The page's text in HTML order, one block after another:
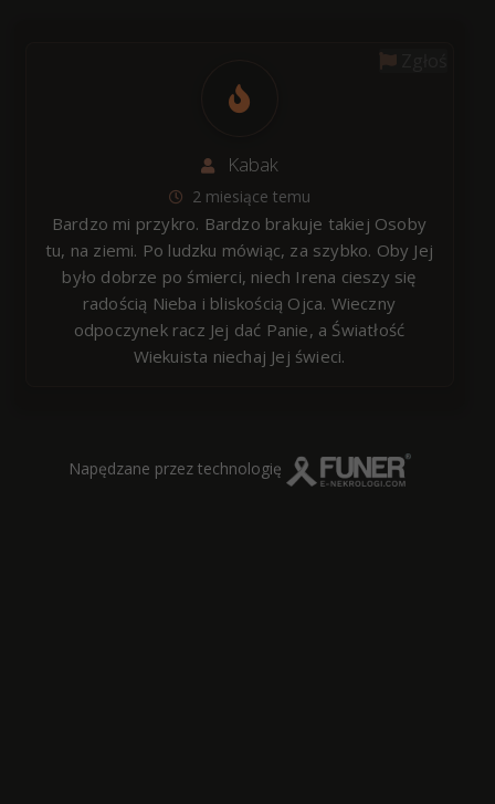
Kabak
2 miesiące temu
Bardzo mi przykro. Bardzo brakuje takiej Osoby
tu, na ziemi. Po ludzku mówiąc, za szybko. Oby Jej
było dobrze po śmierci, niech Irena cieszy się
radością Nieba i bliskością Ojca. Wieczny
odpoczynek racz Jej dać Panie, a Światłość
Wiekuista niechaj Jej świeci.
Zgłoś
Napędzane przez technologię